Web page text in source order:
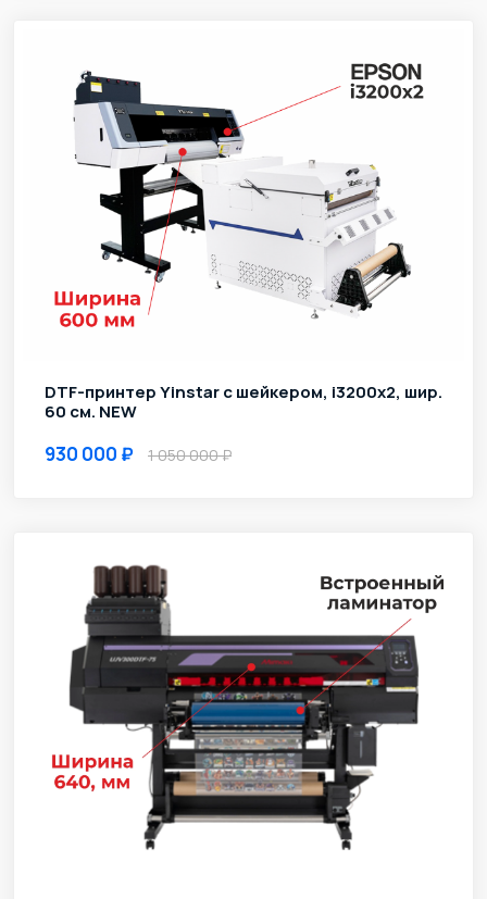
DTF-принтер Yinstar с шейкером, i3200х2, шир.
60 см. NEW
930 000 1 050 000